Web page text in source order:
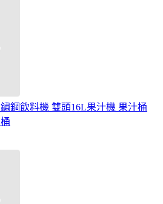
鋼飲料機 雙頭16L果汁機 果汁桶